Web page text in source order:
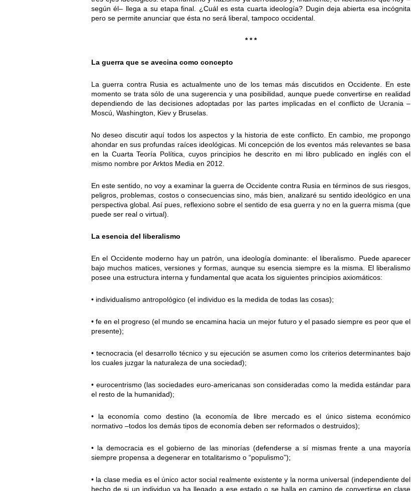
según él– llega a su etapa final. ¿Cuál es esta cuarta ideología? Dugin deja abierta esa incógnita
pero se permite anunciar que ésta no será liberal, tampoco occidental.
* * *
La guerra que se avecina como concepto
La guerra contra Rusia es actualmente uno de los temas más discutidos en Occidente. En este
momento se trata sólo de una sugerencia y una posibilidad, aunque puede convertirse en realidad
dependiendo de las decisiones adoptadas por las partes implicadas en el conflicto de Ucrania –
Moscú, Washington, Kiev y Bruselas.
No deseo discutir aquí todos los aspectos y la historia de este conflicto. En cambio, me propongo
ahondar en sus profundas raíces ideológicas. Mi concepción de los eventos más relevantes se basa
en la Cuarta Teoría Política, cuyos principios he descrito en mi libro publicado en inglés con el
mismo nombre por Arktos Media en 2012.
En este sentido, no voy a examinar la guerra de Occidente contra Rusia en términos de sus riesgos,
peligros, problemas, costos o consecuencias sino, más bien, analizaré su sentido ideológico en una
perspectiva global. Así pues, reflexiono sobre el sentido de esa guerra y no en la guerra misma (que
puede ser real o virtual).
La esencia del liberalismo
En el Occidente moderno hay un patrón, una ideología dominante: el liberalismo. Puede aparecer
bajo muchos matices, versiones y formas, aunque su esencia siempre es la misma. El liberalismo
posee una estructura interna y fundamental que acata los siguientes principios axiomáticos:
• individualismo antropológico (el individuo es la medida de todas las cosas);
• fe en el progreso (el mundo se encamina hacia un mejor futuro y el pasado siempre es peor que el
presente);
• tecnocracia (el desarrollo técnico y su ejecución se asumen como los criterios determinantes bajo
los cuales juzgar la naturaleza de una sociedad);
• eurocentrismo (las sociedades euro-americanas son consideradas como la medida estándar para
el resto de la humanidad);
• la economía como destino (la economía de libre mercado es el único sistema económico
normativo –todos los demás tipos de economía deben ser reformados o destruidos);
• la democracia es el gobierno de las minorías (defenderse a sí mismas frente a una mayoría
siempre propensa a degenerar en totalitarismo o “populismo”);
• la clase media es el único actor social realmente existente y la norma universal (independiente del
hecho de si un individuo ya ha llegado a ese estado o se halla en camino de convertirse en clase